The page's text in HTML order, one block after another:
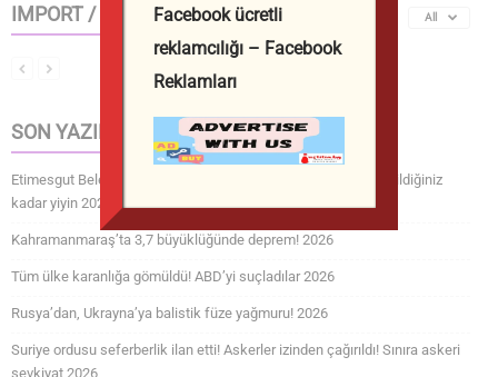
IMPORT / EXPORT All
SON YAZILAR
Etimesgut Belediyesi’nde sarsıcı itiraf: 5 Sene buradayız yiyebildiğiniz
kadar yiyin 2026
Kahramanmaraş’ta 3,7 büyüklüğünde deprem! 2026
Tüm ülke karanlığa gömüldü! ABD’yi suçladılar 2026
Rusya’dan, Ukrayna’ya balistik füze yağmuru! 2026
Suriye ordusu seferberlik ilan etti! Askerler izinden çağırıldı! Sınıra askeri
sevkiyat 2026
Facebook ücretli
reklamcılığı – Facebook
Reklamları